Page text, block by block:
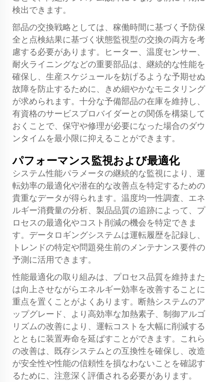
検出できます。
部品の交換戦略としては、稼働時間に基づく予防保
全と点検結果に基づく状態監視型の交換の両方を考
慮する必要があります。ヒーター、温度センサー、
耐火ライニングなどの重要部品は、継続的な性能を
確保し、生産スケジュールを妨げるような予期せぬ
故障を防止するために、きめ細やかなモニタリング
が求められます。十分な予備部品の在庫を維持し、
有資格のサービスプロバイダーとの関係を構築して
おくことで、保守や修理が必要になった場合のダウ
ンタイムを最小限に抑えることができます。
パフォーマンス監視および最適化
システム性能パラメータの継続的な監視により、運
転効率の最適化や潜在的な改善点を特定するための
貴重なデータが得られます。温度均一性調査、エネ
ルギー消費量の分析、製品品質の追跡によって、プ
ロセスの最適化やコスト削減の機会を特定できま
す。データロギングシステムは運転履歴を記録し、
トレンドの特定や問題発生前のメンテナンス要件の
予測に活用できます。
性能最適化の取り組みは、プロセス品質を維持また
は向上させながらエネルギー効率を改善することに
重点を置くことがよくあります。断熱システムのア
ップグレード、より高効率な加熱素子、制御アルゴ
リズムの改善により、運転コストを大幅に削減する
とともに装置寿命を延ばすことができます。これら
の改善は、既存システムとの互換性を確保し、改造
が安全性や性能の信頼性を損なわないことを確認す
るために、注意深く評価される必要があります。